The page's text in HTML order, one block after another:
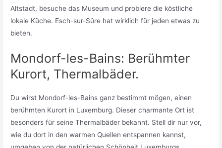
Altstadt, besuche das Museum und probiere die köstliche
lokale Küche. Esch-sur-Sûre hat wirklich für jeden etwas zu
bieten.
Mondorf-les-Bains: Berühmter
Kurort, Thermalbäder.
Du wirst Mondorf-les-Bains ganz bestimmt mögen, einen
berühmten Kurort in Luxemburg. Dieser charmante Ort ist
besonders für seine Thermalbäder bekannt. Stell dir nur vor,
wie du dort in den warmen Quellen entspannen kannst,